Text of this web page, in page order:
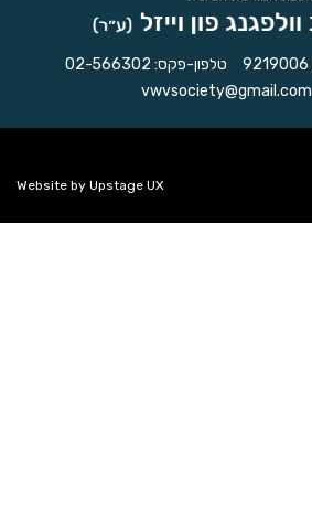
טלפון-פקס: 02-566302
vwvsociety@gmail.com
Website by Upstage UX